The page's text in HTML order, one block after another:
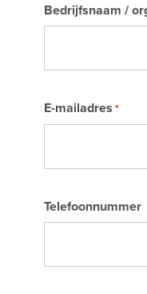
Bedrijfsnaam /
E-mailadres *
Telefoonnummer